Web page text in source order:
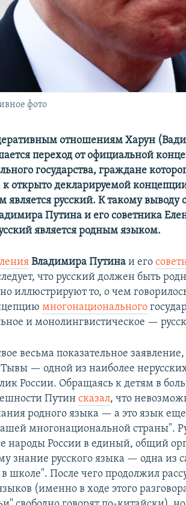
фото
отношениям Харун
переход от официальной
государства, граждане
открыто декларируемой
русский. К такому выводу
Путина и его советника
является родным языком.
Владимира Путина и его
что русский должен быть
иллюстрируют то, о чем
многонационального
и монолингвистическое —
весьма показательное
— одной из наиболее
России. Обращаясь к детям в
Путинсказал, что
родного языка — а это язык
многонациональной страны".
народы России в единый, общий
знание русского языка — одна из
в школе". После чего продолжил
(именно в ходе этого